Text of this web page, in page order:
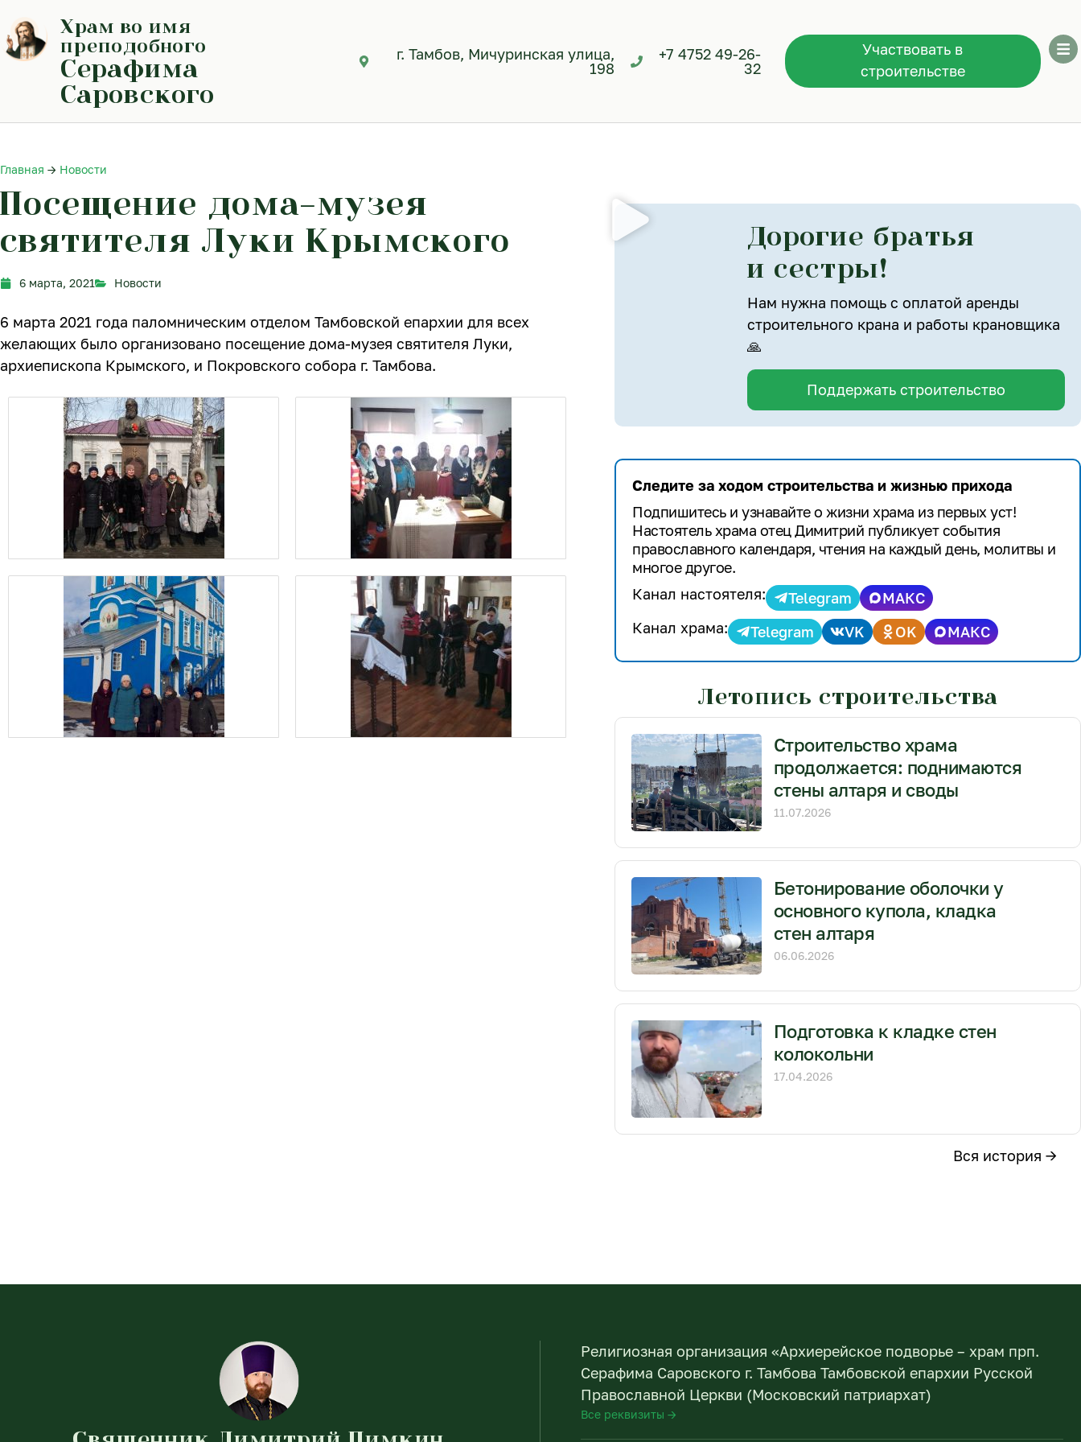
содержимому
Храм во имя
преподобного
Серафима
Саровского
г. Тамбов, Мичуринская улица,
198
+7 4752 49-26-
32
Участвовать в
строительстве
Главная → Новости
Посещение дома-музея
святителя Луки Крымского
6 марта, 2021 Новости
6 марта 2021 года паломническим отделом Тамбовской епархии для всех
желающих было организовано посещение дома-музея святителя Луки,
архиепископа Крымского, и Покровского собора г. Тамбова.
Дорогие братья
и сестры!
Нам нужна помощь с оплатой аренды
строительного крана и работы крановщика
🙏
Поддержать строительство
Следите за ходом строительства и жизнью прихода
Подпишитесь и узнавайте о жизни храма из первых уст!
Настоятель храма отец Димитрий публикует события
православного календаря, чтения на каждый день, молитвы и
многое другое.
Канал настоятеля:
Telegram
МАКС
Канал храма:
Telegram VK OK МАКС
Летопись строительства
Строительство храма
продолжается: поднимаются
стены алтаря и своды
11.07.2026
Бетонирование оболочки у
основного купола, кладка
стен алтаря
06.06.2026
Подготовка к кладке стен
колокольни
17.04.2026
Вся история →
Религиозная организация «Архиерейское подворье – храм прп.
Серафима Саровского г. Тамбова Тамбовской епархии Русской
Православной Церкви (Московский патриархат)
Все реквизиты →